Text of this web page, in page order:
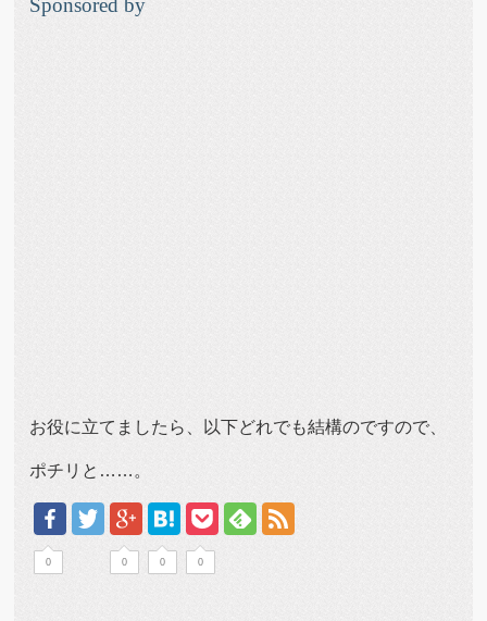
お役に立てましたら、以下どれでも結構のですので、
ポチリと……。
0 0 0 0